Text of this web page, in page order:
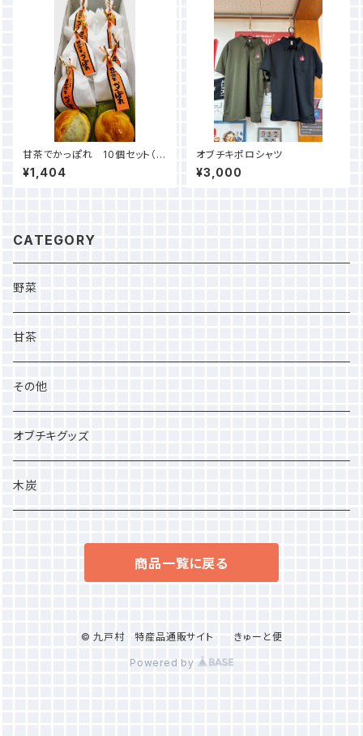
甘茶でかっぽれ 10個セット（プ
レーン）
¥1,404
オブチキポロシャツ
¥3,000
CATEGORY
野菜
甘茶
その他
オブチキグッズ
木炭
商品一覧に戻る
© 九戸村 特産品通販サイト きゅーと便
Powered by